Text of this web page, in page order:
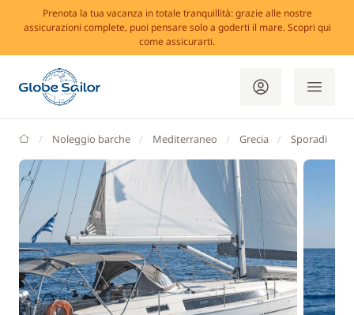
Prenota la tua vacanza in totale tranquillità: grazie alle nostre
assicurazioni complete, puoi pensare solo a goderti il mare. Scopri qui
come assicurarti.
GlobeSailor
Noleggio barche Mediterraneo Grecia Sporadi